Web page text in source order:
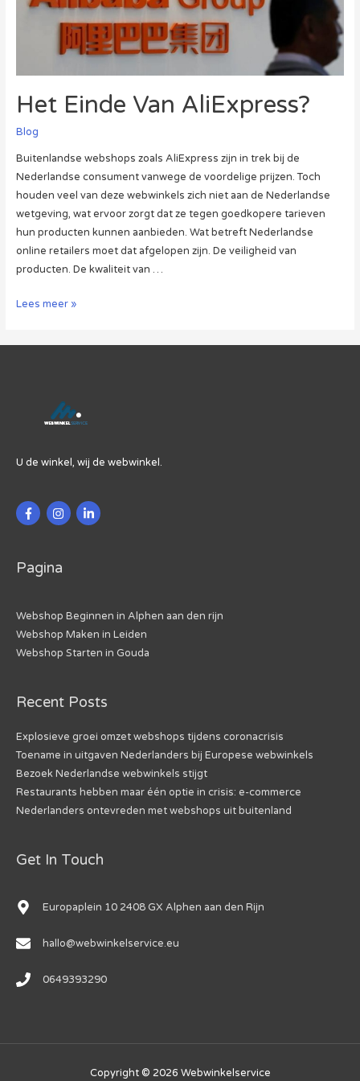
Het Einde Van AliExpress?
Blog
Buitenlandse webshops zoals AliExpress zijn in trek bij de
Nederlandse consument vanwege de voordelige prijzen. Toch
houden veel van deze webwinkels zich niet aan de Nederlandse
wetgeving, wat ervoor zorgt dat ze tegen goedkopere tarieven
hun producten kunnen aanbieden. Wat betreft Nederlandse
online retailers moet dat afgelopen zijn. De veiligheid van
producten. De kwaliteit van …
Het
Lees meer »
U de winkel, wij de webwinkel.
Pagina
Webshop Beginnen in Alphen aan den rijn
Webshop Maken in Leiden
Webshop Starten in Gouda
Recent Posts
Explosieve groei omzet webshops tijdens coronacrisis
Toename in uitgaven Nederlanders bij Europese webwinkels
Bezoek Nederlandse webwinkels stijgt
Restaurants hebben maar één optie in crisis: e-commerce
Nederlanders ontevreden met webshops uit buitenland
Get In Touch
Europaplein 10 2408 GX Alphen aan den Rijn
hallo@webwinkelservice.eu
0649393290
Copyright © 2026 Webwinkelservice